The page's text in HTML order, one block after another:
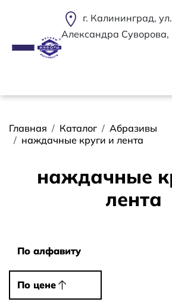
г. Калининград, ул.
Александра
Строка навигации
Главная Каталог
Абразивы
наждачные круги и лента
наждачные
лента
По алфавиту
По алфавиту
По цене
По цене